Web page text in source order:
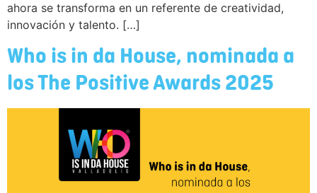
ahora se transforma en un referente de creatividad,
innovación y talento. […]
Who is in da House, nominada a
los The Positive Awards 2025